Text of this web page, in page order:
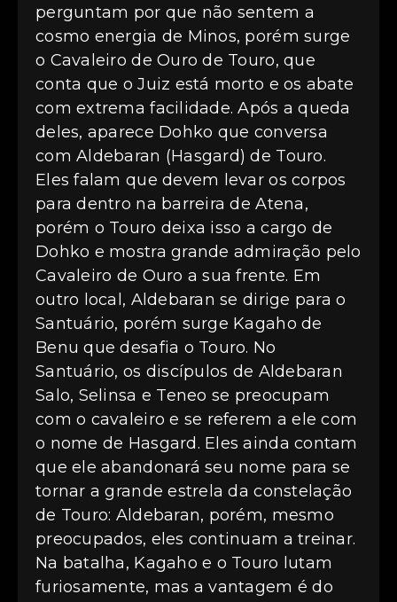
perguntam por que não sentem a
cosmo energia de Minos, porém surge
o Cavaleiro de Ouro de Touro, que
conta que o Juiz está morto e os abate
com extrema facilidade. Após a queda
deles, aparece Dohko que conversa
com Aldebaran (Hasgard) de Touro.
Eles falam que devem levar os corpos
para dentro na barreira de Atena,
porém o Touro deixa isso a cargo de
Dohko e mostra grande admiração pelo
Cavaleiro de Ouro a sua frente. Em
outro local, Aldebaran se dirige para o
Santuário, porém surge Kagaho de
Benu que desafia o Touro. No
Santuário, os discípulos de Aldebaran
Salo, Selinsa e Teneo se preocupam
com o cavaleiro e se referem a ele com
o nome de Hasgard. Eles ainda contam
que ele abandonará seu nome para se
tornar a grande estrela da constelação
de Touro: Aldebaran, porém, mesmo
preocupados, eles continuam a treinar.
Na batalha, Kagaho e o Touro lutam
furiosamente, mas a vantagem é do